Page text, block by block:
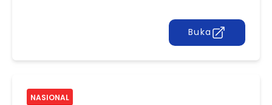
Buka
NASIONAL